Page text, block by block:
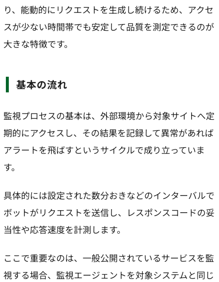
り、能動的にリクエストを生成し続けるため、アクセ
スが少ない時間帯でも安定して品質を測定できるのが
大きな特徴です。
基本の流れ
監視プロセスの基本は、外部環境から対象サイトへ定
期的にアクセスし、その結果を記録して異常があれば
アラートを飛ばすというサイクルで成り立っていま
す。
具体的には設定された数分おきなどのインターバルで
ボットがリクエストを送信し、レスポンスコードの妥
当性や応答速度を計測します。
ここで重要なのは、一般公開されているサービスを監
視する場合、監視エージェントを対象システムと同じ